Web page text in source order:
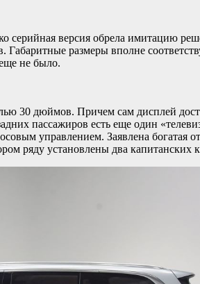
серийная версия обрела имитацию
Габаритные размеры вполне
не было.
30 дюймов. Причем сам дисплей
пассажиров есть еще один
управлением. Заявлена богатая
ряду установлены два капитанских